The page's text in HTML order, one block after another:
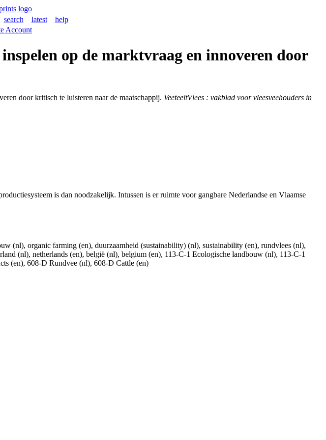
search latest
help
Account
op de marktvraag en innoveren door
door kritisch te luisteren naar de maatschappij. VeeteeltVlees : vakblad voor vleesveehouders in
is dan noodzakelijk. Intussen is er ruimte voor gangbare Nederlandse en Vlaamse
(nl), organic farming (en), duurzaamheid (sustainability) (nl), sustainability (en), rundvlees (nl),
(nl), netherlands (en), belgië (nl), belgium (en), 113-C-1 Ecologische landbouw (nl), 113-C-1
(en), 608-D Rundvee (nl), 608-D Cattle (en)